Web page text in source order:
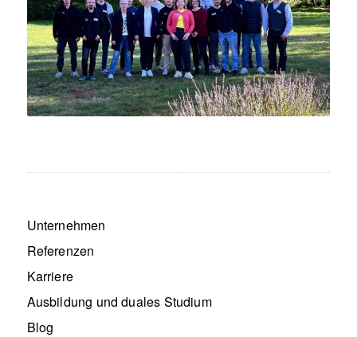
Unternehmen
Referenzen
Karriere
Ausbildung und duales Studium
Blog